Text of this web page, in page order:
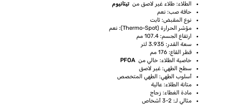
الطلاء: طلاء غير لاصق من تيتانيوم
حافة صب: نعم
نوع المقبض: ثابت
مؤشر الحرارة (Thermo-Spot): نعم
ارتفاع الجسم: 107.4 مم
سعة القدر: 3.935 لتر
قطر القاع: 176 مم
خاصية الطلاء: خالي من PFOA
سطح الطهي: غير لاصق
أسلوب الطهي: الطهي المتخصص
متانة الطلاء: عالية
مادة الغطاء: زجاج
مثالي لـ: 2-3 أشخاص